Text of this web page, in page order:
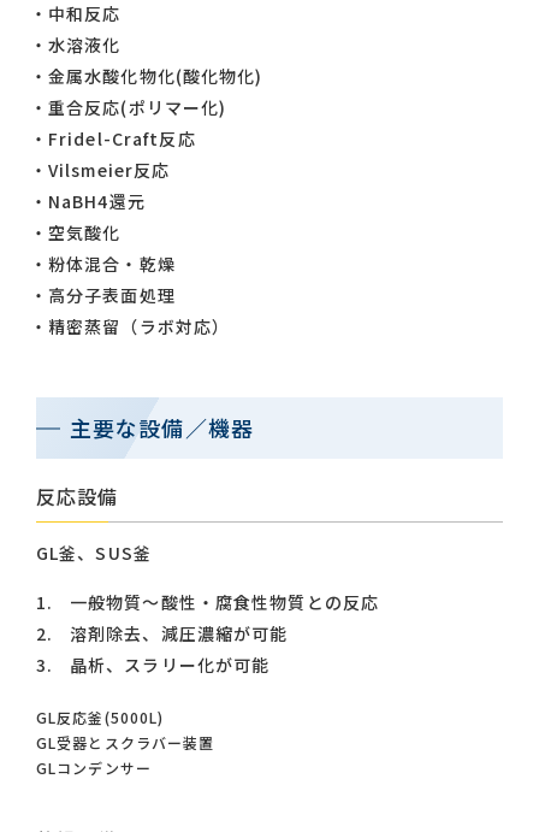
中和反応
水溶液化
金属水酸化物化(酸化物化)
重合反応(ポリマー化)
Fridel-Craft反応
Vilsmeier反応
NaBH4還元
空気酸化
粉体混合・乾燥
高分子表面処理
精密蒸留（ラボ対応）
主要な設備／機器
反応設備
GL釜、SUS釜
一般物質～酸性・腐食性物質との反応
溶剤除去、減圧濃縮が可能
晶析、スラリー化が可能
GL反応釜(5000L)
GL受器とスクラバー装置
GLコンデンサー